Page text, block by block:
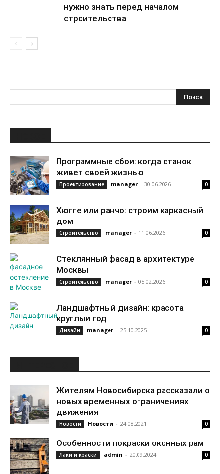
нужно знать перед началом
строительства
Программные сбои: когда станок
живет своей жизнью
Проектирование manager - 30.06.2026 0
Хюгге или ранчо: строим каркасный
дом
Строительство manager - 11.06.2026 0
Стеклянный фасад в архитектуре
Москвы
Строительство manager - 05.02.2026 0
Ландшафтный дизайн: красота
круглый год
Дизайн manager - 25.10.2025 0
Жителям Новосибирска рассказали о
новых временных ограничениях
движения
Новости Новости - 24.08.2021 0
Особенности покраски оконных рам
Лаки и краски admin - 20.09.2024 0